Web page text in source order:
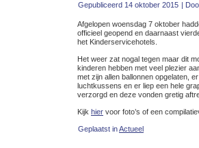
Gepubliceerd 14 oktober 2015 |
Afgelopen woensdag 7 oktober
officieel geopend en daarnaast
het Kinderservicehotels.
Het weer zat nogal tegen maar dit
kinderen hebben met veel plezier
met zijn allen ballonnen opgelaten,
luchtkussens en er liep een hele
verzorgd en deze vonden gretig
Kijk hier voor foto’s of een
Geplaatst inActueel